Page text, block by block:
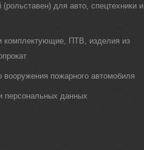
для авто, спецтехники и
комплектующие, ПТВ, изделия из
вооружения пожарного автомобиля
персональных данных